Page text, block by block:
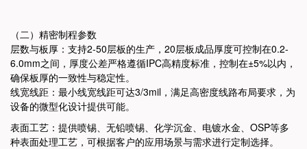
（二）精密制程参数
层数与板厚：支持2-50层板的生产，20层板成品厚度可控制在0.2-
6.0mm之间，厚度公差严格遵循IPC高精度标准，控制在±5%以内，
确保板厚的一致性与稳定性。
线宽线距：最小线宽线距可达3/3mil，满足高密度线路布局要求，为
设备的微型化设计提供可能。
表面工艺：提供喷锡、无铅喷锡、化学沉金、电镀水金、OSP等多
种表面处理工艺，可根据客户的应用场景与需求进行定制选择。